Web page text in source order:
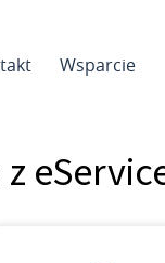
Wsparcie